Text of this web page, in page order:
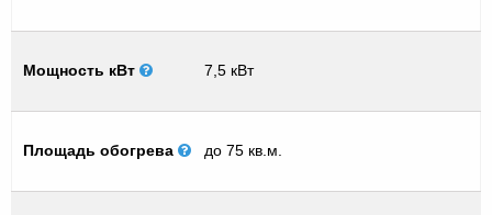
Мощность кВт 7,5 кВт
Площадь обогрева до 75 кв.м.